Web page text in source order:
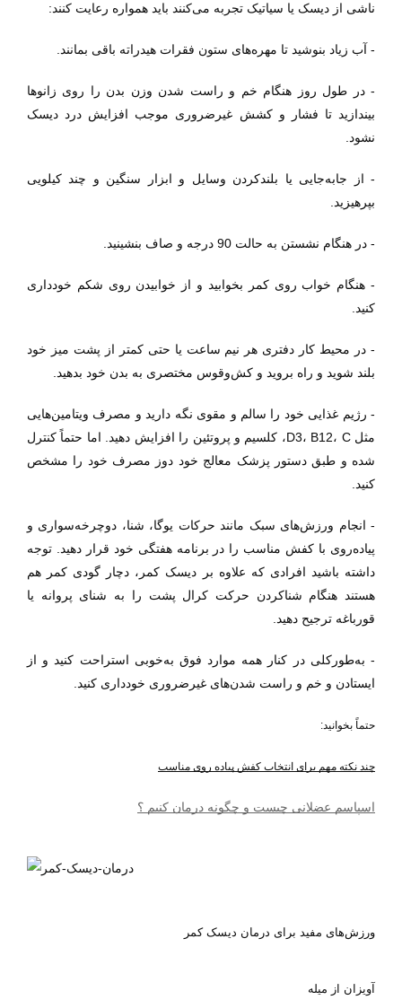
ناشی از دیسک یا سیاتیک تجربه می‌کنند باید همواره رعایت کنند:
- آب زیاد بنوشید تا مهره‌های ستون فقرات هیدراته باقی بمانند.
- در طول روز هنگام خم و راست شدن وزن بدن را روی زانوها
بیندازید تا فشار و کشش غیرضروری موجب افزایش درد دیسک
نشود.
- از جابه‌جایی یا بلندکردن وسایل و ابزار سنگین و چند کیلویی
بپرهیزید.
- در هنگام نشستن به حالت 90 درجه و صاف بنشینید.
- هنگام خواب روی کمر بخوابید و از خوابیدن روی شکم خودداری
کنید.
- در محیط کار دفتری هر نیم ساعت یا حتی کمتر از پشت میز خود
بلند شوید و راه بروید و کش‌وقوس مختصری به بدن خود بدهید.
- رژیم غذایی خود را سالم و مقوی نگه دارید و مصرف ویتامین‌هایی
مثل D3، B12، C، کلسیم و پروتئین را افزایش دهید. اما حتماً کنترل
شده و طبق دستور پزشک معالج خود دوز مصرف خود را مشخص
کنید.
- انجام ورزش‌های سبک مانند حرکات یوگا، شنا، دوچرخه‌سواری و
پیاده‌روی با کفش مناسب را در برنامه هفتگی خود قرار دهید. توجه
داشته باشید افرادی که علاوه بر دیسک کمر، دچار گودی کمر هم
هستند هنگام شناکردن حرکت کرال پشت را به شنای پروانه یا
قورباغه ترجیح دهید.
- به‌طورکلی در کنار همه موارد فوق به‌خوبی استراحت کنید و از
ایستادن و خم و راست شدن‌های غیرضروری خودداری کنید.
حتماً بخوانید:
چند نکته مهم برای انتخاب کفش پیاده روی مناسب
اسپاسم عضلانی چیست و چگونه درمان کنیم ؟
ورزش‌های مفید برای درمان دیسک کمر
آویزان از میله